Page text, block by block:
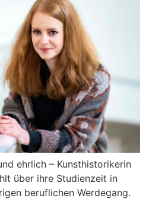
ehrlich – Kunsthistorikerin
über ihre Studienzeit in
beruflichen Werdegang.